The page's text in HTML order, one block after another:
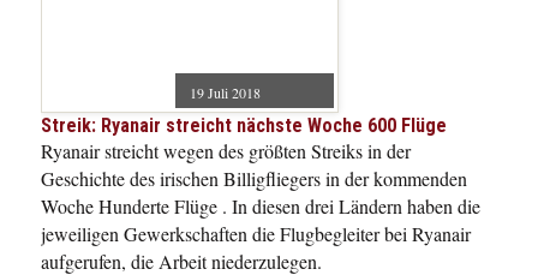
19 Juli 2018
Streik: Ryanair streicht nächste Woche 600 Flüge
Ryanair streicht wegen des größten Streiks in der
Geschichte des irischen Billigfliegers in der kommenden
Woche Hunderte Flüge . In diesen drei Ländern haben die
jeweiligen Gewerkschaften die Flugbegleiter bei Ryanair
aufgerufen, die Arbeit niederzulegen.